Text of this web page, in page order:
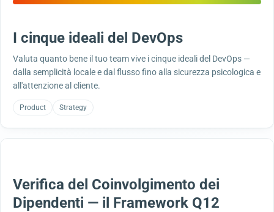
I cinque ideali del DevOps
Valuta quanto bene il tuo team vive i cinque ideali del DevOps —
dalla semplicità locale e dal flusso fino alla sicurezza psicologica e
all'attenzione al cliente.
Product Strategy
Verifica del Coinvolgimento dei
Dipendenti — il Framework Q12